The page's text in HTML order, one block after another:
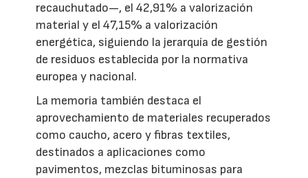
recauchutado—, el 42,91% a valorización
material y el 47,15% a valorización
energética, siguiendo la jerarquía de gestión
de residuos establecida por la normativa
europea y nacional.
La memoria también destaca el
aprovechamiento de materiales recuperados
como caucho, acero y fibras textiles,
destinados a aplicaciones como
pavimentos, mezclas bituminosas para